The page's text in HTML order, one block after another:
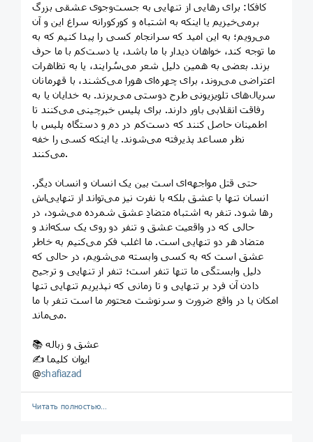
کافکا: برای رهایی از تنهایی به جست‌وجوی عشقی بزرگ
برمی‌خیزیم یا اینکه به اشتباه و کورکورانه سراغ این و آن
می‌رویم؛ به این امید که سرانجام کسی را پیدا کنیم که به
ما توجه کند، خواهان دیدار با ما باشد، یا دست‌کم با ما حرف
بزند. بعضی به همین دلیل شعر می‌سُرایند، یا به تظاهرات
اعتراضی می‌روند، برای چهره‌ای هورا می‌کشند، با قهرمانان
سریال‌های تلویزیونی طرح دوستی می‌ریزند. به خدایان یا به
رفاقت انقلابی باور دارند. برای پلیس خبرچینی می‌کنند تا
اطمینان حاصل کنند که دست‌کم در دم و دستگاه پلیس با
نظر مساعد پذیرفته می‌شوند. یا اینکه کسی را خفه
می‌کنند.
حتی قتل مواجهه‌ای است بین یک انسان و انسان دیگر.
انسان تنها با عشق بلکه با نفرت نیز می‌تواند از تنهایی‌اش
رها شود‌. تنفر به اشتباه متضادِ عشق شمرده می‌شود، در
حالی که در واقعیت عشق و تنفر دو روی یک سکه‌اند‌ و
متضاد هر دو تنهایی است. ما اغلب فکر می‌کنیم به خاطر
عشق است که به کسی وابسته می‌شویم، در حالی که
دلیل وابستگی ما تنها تنفر است؛ تنفر از تنهایی و ترجیح
دادن آن فرد بر تنهایی و تا زمانی که نپذیریم تنهایی تنها
امکان یا در واقع ضرورت و سرنوشت محتوم ما است تنفر با ما
می‌ماند.
📚 عشق و زباله
✍ ایوان کلیما
@shafiazad
Читать полностью…